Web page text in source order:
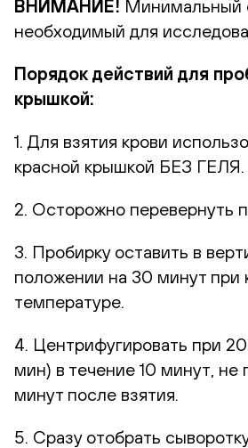
ВНИМАНИЕ! Минимальный
необходимый для
Порядок действий для
крышкой:
1. Для взятия крови
красной крышкой БЕЗ ГЕЛЯ.
2. Осторожно перевернуть
3. Пробирку оставить в
положении на 30 минут при
температуре.
4. Центрифугировать при
мин) в течение 10 минут, не
минут после взятия.
5. Сразу отобрать